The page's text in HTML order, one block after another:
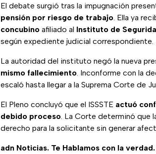
El debate surgió tras la impugnación
pensión por riesgo de trabajo . Ella ya
concubino afiliado al Instituto de
según expediente judicial correspondiente.
La autoridad del instituto negó la nueva
mismo fallecimiento . Inconforme con la
escaló hasta llegar a la Suprema Corte de
El Pleno concluyó que el ISSSTE actuó
debido proceso . La Corte determinó que
derecho para la solicitante sin generar
adn Noticias. Te Hablamos con la